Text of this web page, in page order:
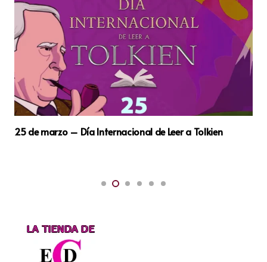
22 de marzo – Día Mundial del Agua